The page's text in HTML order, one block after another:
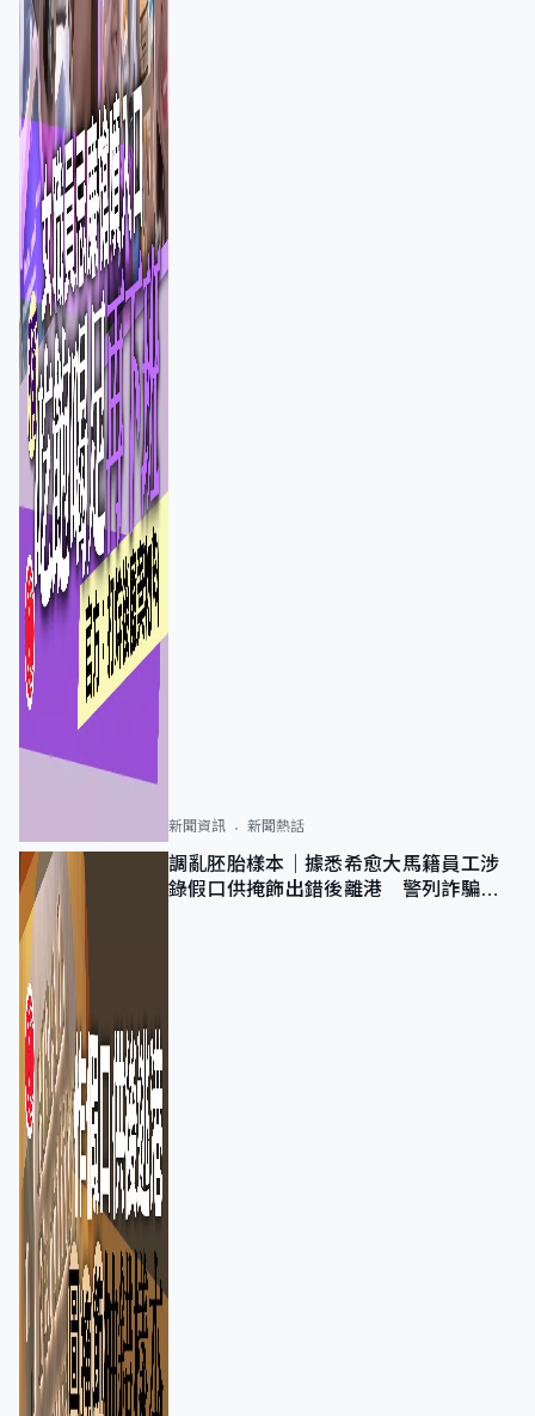
新聞資訊 新聞熱話
調亂胚胎樣本｜據悉希愈大馬籍員工涉
錄假口供掩飾出錯後離港 警列詐騙